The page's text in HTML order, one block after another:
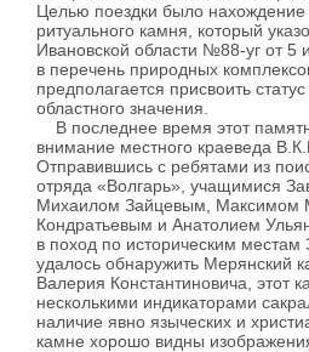
Целью поездки было нахождение
ритуального камня, который
Ивановской области №88-уг от 5
в перечень природных
предполагается присвоить
областного значения.
В последнее время этот
внимание местного краеведа
Отправившись с ребятами из
отряда «Волгарь», учащимися
Михаилом Зайцевым, Максимом
Кондратьевым и Анатолием
в поход по историческим местам
удалось обнаружить Мерянский
Валерия Константиновича, этот
несколькими индикаторами
наличие явно языческих и
камне хорошо видны